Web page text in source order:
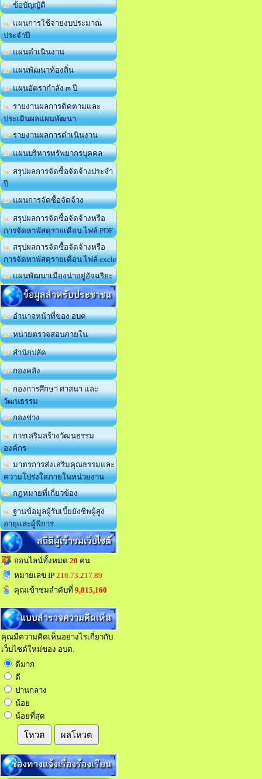
ข้อบัญญัติ
แผนการใช้จ่ายงบประมาณ
ประจำปี
แผนดำเนินงาน
แผนพัฒนาท้องถิ่น
แผนอัตรากำลัง ๓ ปี
รายงานผลการติดตามและ
ประเมินผลแผนพัฒนา
รายงานผลการดำเนินงาน
แผนบริหารทรัพยากรบุคคล
สรุปผลการจัดซื้อจัดจ้างประจำ
ปี
แผนการจัดซื้อจัดจ้าง
สรุปผลการจัดซื้อจัดจ้างหรือ
การจัดหาพัสดุรายเดือน ไฟล์ PDF
สรุปผลการจัดซื้อจัดจ้างหรือ
การจัดหาพัสดุรายเดือน ไฟล์ excle
แผนพัฒนาเมืองน่าอยู่อัจฉริยะ
ข้อมูลสำหรับประชาชน
อำนาจหน้าที่ของ อบต
หน่วยตรวจสอบภายใน
สำนักปลัด
กองคลัง
กองการศึกษา ศาสนา และ
วัฒนธรรม
กองช่าง
การเสริมสร้างวัฒนธรรม
องค์กร
มาตรการส่งเสริมคุณธรรมและ
ความโปร่งใสภายในหน่วยงาน
กฎหมายที่เกี่ยวข้อง
ฐานข้อมูลผู้รับเบี้ยยังชีพผู้สูง
อายุและผู้พิการ
สถิติผู้เข้าชมเว็บไซต์
ออนไลน์ทั้งหมด 20 คน
หมายเลข IP 216.73.217.89
คุณเข้าชมลำดับที่ 9,815,160
แบบสำรวจความคิดเห็น
คุณมีความคิดเห็นอย่างไรเกี่ยวกับ
เว็บไซต์ใหม่ของ อบต.
ดีมาก
ดี
ปานกลาง
น้อย
น้อยที่สุด
โหวต ผลโหวต
ช่องทางแจ้งเรื่องร้องเรียน